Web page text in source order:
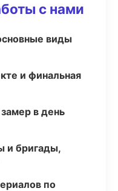
с нами
виды
и финальная
в день
и бригады,
по